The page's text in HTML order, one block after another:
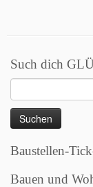
Such dich
nach:
Baustellen-
Bauen und